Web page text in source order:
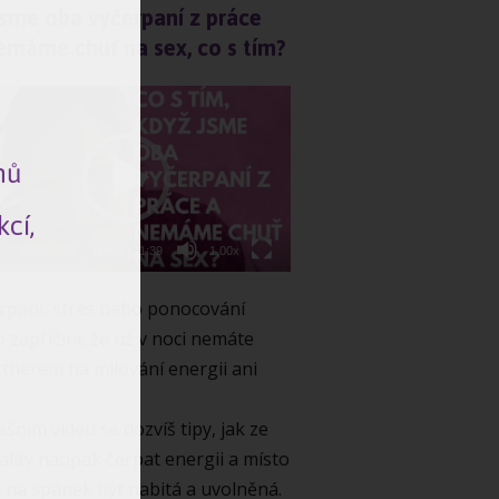
Jsme oba vyčerpaní z práce
chuť na sex, co s tím?
11:39 1.00x
stres nebo ponocování
zapříčiní, že už v noci nemáte
na milování energii ani
videu se dozvíš tipy, jak ze
naopak čerpat energii a místo
na spánek být nabitá a uvolněná.